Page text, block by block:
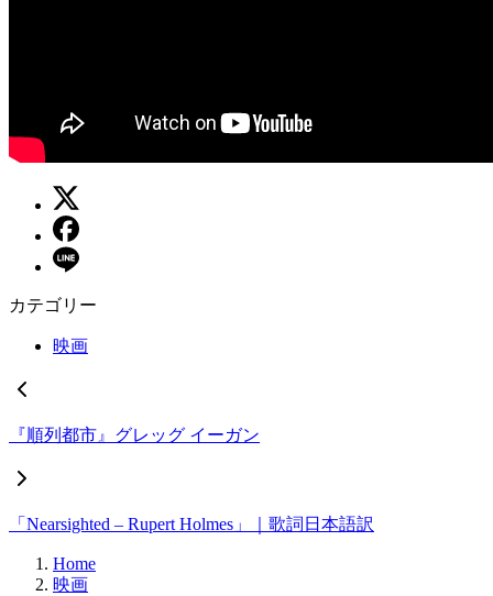
カテゴリー
映画
『順列都市』グレッグ イーガン
「Nearsighted – Rupert Holmes」｜歌詞日本語訳
Home
映画